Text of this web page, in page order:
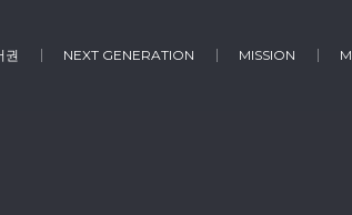
권 NEXT GENERATION MISSION